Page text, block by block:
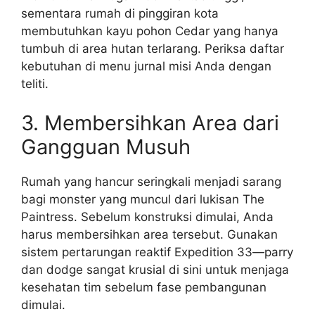
sementara rumah di pinggiran kota
membutuhkan kayu pohon Cedar yang hanya
tumbuh di area hutan terlarang. Periksa daftar
kebutuhan di menu jurnal misi Anda dengan
teliti.
3. Membersihkan Area dari
Gangguan Musuh
Rumah yang hancur seringkali menjadi sarang
bagi monster yang muncul dari lukisan The
Paintress. Sebelum konstruksi dimulai, Anda
harus membersihkan area tersebut. Gunakan
sistem pertarungan reaktif Expedition 33—parry
dan dodge sangat krusial di sini untuk menjaga
kesehatan tim sebelum fase pembangunan
dimulai.